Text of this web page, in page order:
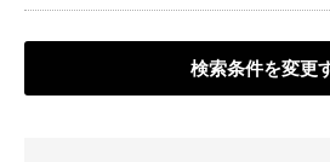
検索条件を変更